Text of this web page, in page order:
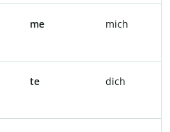
me mich
te dich